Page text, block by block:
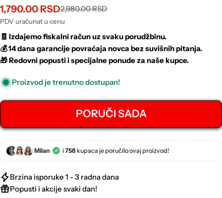
Sale
price
1,790.00 RSD
Regular
price
2,980.00 RSD
PDV uračunat u cenu
🧾 Izdajemo fiskalni račun uz svaku porudžbinu.
💰14 dana garancije povraćaja novca bez suvišnih pitanja.
🎁Redovni popusti i specijalne ponude za naše kupce.
Proizvod je trenutno dostupan!
PORUČI SADA
Milan ✓ i758 kupaca je poručilo ovaj proizvod!
Brzina isporuke 1 - 3 radna dana
Popusti i akcije svaki dan!